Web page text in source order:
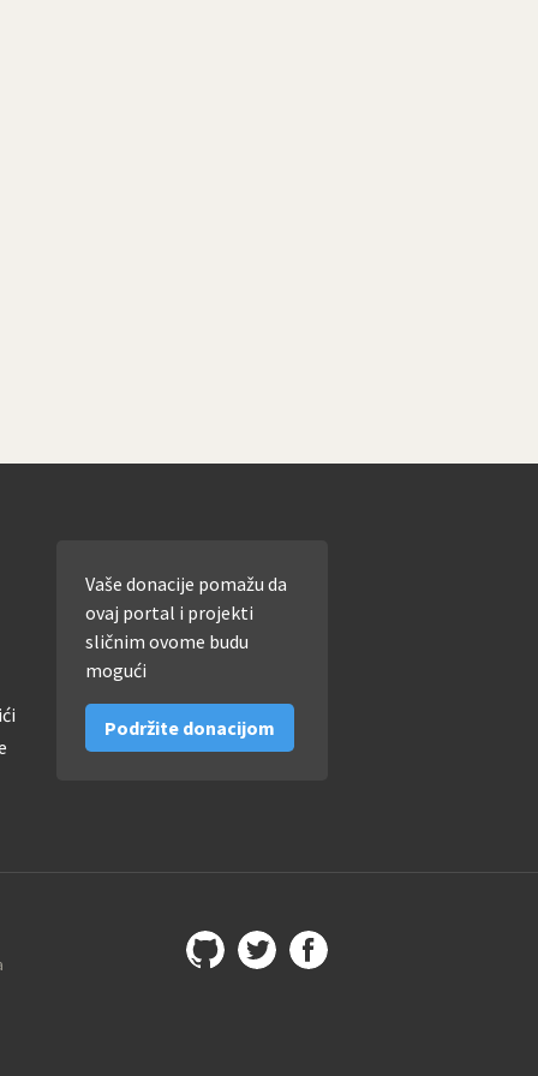
Vaše donacije pomažu da
ovaj portal i projekti
sličnim ovome budu
mogući
Podržite donacijom